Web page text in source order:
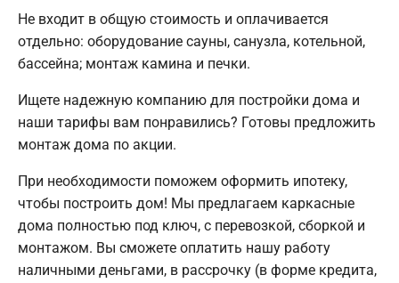
Не входит в общую стоимость и оплачивается
отдельно: оборудование сауны, санузла, котельной,
бассейна; монтаж камина и печки.
Ищете надежную компанию для постройки дома и
наши тарифы вам понравились? Готовы предложить
монтаж дома по акции.
При необходимости поможем оформить ипотеку,
чтобы построить дом! Мы предлагаем каркасные
дома полностью под ключ, с перевозкой, сборкой и
монтажом. Вы сможете оплатить нашу работу
наличными деньгами, в рассрочку (в форме кредита,